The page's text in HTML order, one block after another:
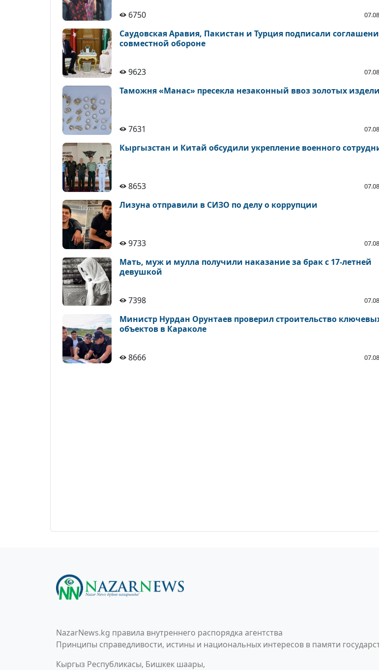
6750
Саудовская Аравия, Пакистан и Турция подписали
совместной обороне
9623
Таможня «Манас» пресекла незаконный ввоз золотых
7631
Кыргызстан и Китай обсудили укрепление военного
8653
Лизуна отправили в СИЗО по делу о коррупции
9733
Мать, муж и мулла получили наказание за брак с 17-летней
девушкой
7398
Министр Нурдан Орунтаев проверил строительство
объектов в Караколе
8666
NazarNews.kg правила внутреннего распорядка агентства
Принципы справедливости, истины и национальных интересов в памяти
Кыргыз Республикасы, Бишкек шаары,